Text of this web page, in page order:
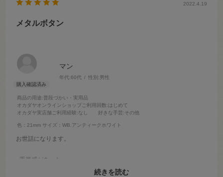
マン
年代:60代 性別:男性
商品の用途:普段づかい・実用品
オカダヤオンラインショップご利用回数:はじめて
オカダヤ実店舗ご利用経験:なし 好きな手芸:その他
色：21mm サイズ：WB.アンティークホワイト
2022.4.19
メタルボタン
お世話になります。
○重厚感があった
続きを読む